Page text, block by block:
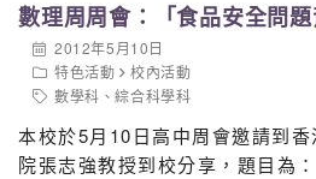
數理周周會：「食品安全問題
2012年5月10日
特色活動
校內活動
數學科 、綜合科學科
本校於5月10日高中周會邀請到
院張志強教授到校分享，題目為